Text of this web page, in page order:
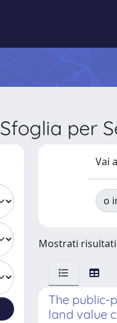
Sfoglia per
Vai
o
Mostrati risultati
The public-
land value